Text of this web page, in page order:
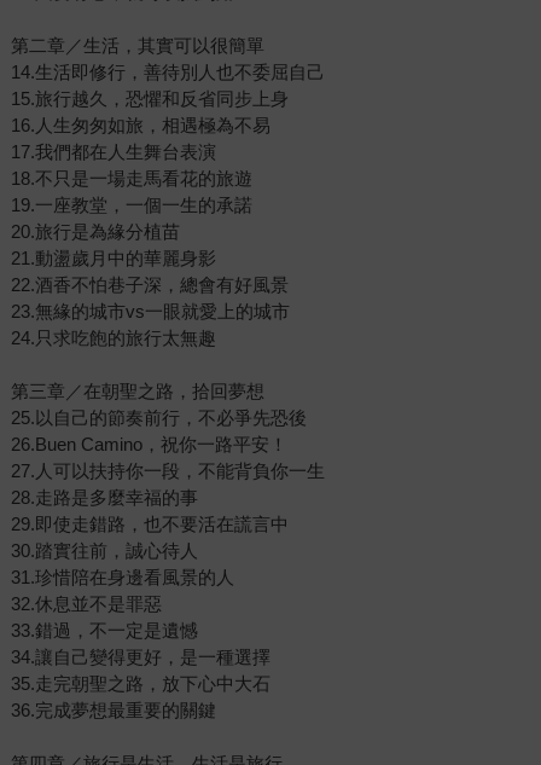
第二章／生活，其實可以很簡單
14.生活即修行，善待別人也不委屈自己
15.旅行越久，恐懼和反省同步上身
16.人生匆匆如旅，相遇極為不易
17.我們都在人生舞台表演
18.不只是一場走馬看花的旅遊
19.一座教堂，一個一生的承諾
20.旅行是為緣分植苗
21.動盪歲月中的華麗身影
22.酒香不怕巷子深，總會有好風景
23.無緣的城市vs一眼就愛上的城市
24.只求吃飽的旅行太無趣
第三章／在朝聖之路，拾回夢想
25.以自己的節奏前行，不必爭先恐後
26.Buen Camino，祝你一路平安！
27.人可以扶持你一段，不能背負你一生
28.走路是多麼幸福的事
29.即使走錯路，也不要活在謊言中
30.踏實往前，誠心待人
31.珍惜陪在身邊看風景的人
32.休息並不是罪惡
33.錯過，不一定是遺憾
34.讓自己變得更好，是一種選擇
35.走完朝聖之路，放下心中大石
36.完成夢想最重要的關鍵